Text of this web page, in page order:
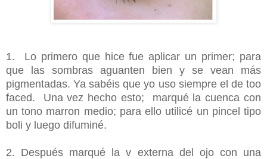
1. Lo primero que hice fue aplicar un primer; para
que las sombras aguanten bien y se vean más
pigmentadas. Ya sabéis que yo uso siempre el de too
faced. Una vez hecho esto; marqué la cuenca con
un tono marron medio; para ello utilicé un pincel tipo
boli y luego difuminé.
2. Después marqué la v externa del ojo con una